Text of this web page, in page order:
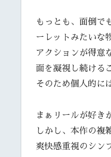
もっとも、面倒で
ーレットみたいな
アクションが得意
面を凝視し続ける
そのため個人的に
まぁリールが好き
しかし、本作の複
爽快感重視のシン